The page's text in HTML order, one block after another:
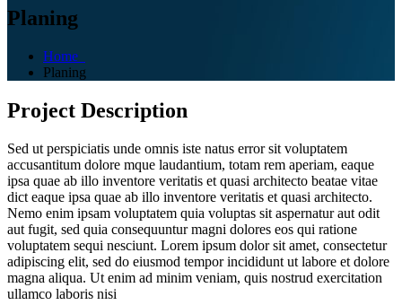
Planing
Home
Planing
Project Description
Sed ut perspiciatis unde omnis iste natus error sit voluptatem
accusantitum dolore mque laudantium, totam rem aperiam, eaque
ipsa quae ab illo inventore veritatis et quasi architecto beatae vitae
dict eaque ipsa quae ab illo inventore veritatis et quasi architecto.
Nemo enim ipsam voluptatem quia voluptas sit aspernatur aut odit
aut fugit, sed quia consequuntur magni dolores eos qui ratione
voluptatem sequi nesciunt. Lorem ipsum dolor sit amet, consectetur
adipiscing elit, sed do eiusmod tempor incididunt ut labore et dolore
magna aliqua. Ut enim ad minim veniam, quis nostrud exercitation
ullamco laboris nisi